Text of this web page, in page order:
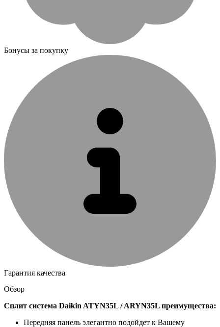
Бонусы за покупку
Гарантия качества
Обзор
Сплит система Daikin ATYN35L / ARYN35L преимущества:
Передняя панель элегантно подойдет к Вашему